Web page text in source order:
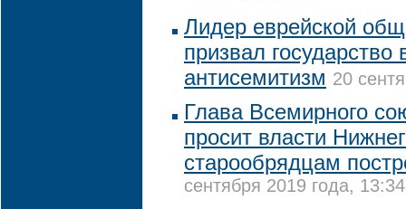
Лидер еврейской
призвал государство
антисемитизм 20
Глава Всемирного
просит власти
старообрядцам
сентября 2019 года, 13:34